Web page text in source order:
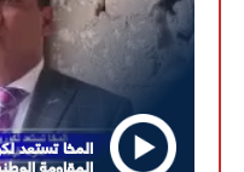
المخا تستعد
المقاومة